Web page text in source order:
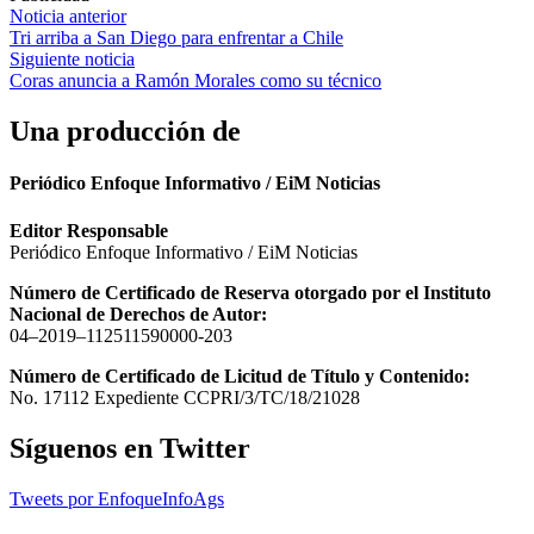
Navegación
de
entradas
Noticia anterior
Tri arriba a San Diego para enfrentar a Chile
Siguiente noticia
Coras anuncia a Ramón Morales como su técnico
Una producción de
Periódico Enfoque Informativo / EiM Noticias
Editor Responsable
Periódico Enfoque Informativo / EiM Noticias
Número de Certificado de Reserva otorgado por el Instituto
Nacional de Derechos de Autor:
04–2019–112511590000-203
Número de Certificado de Licitud de Título y Contenido:
No. 17112 Expediente CCPRI/3/TC/18/21028
Síguenos en Twitter
Tweets por EnfoqueInfoAgs